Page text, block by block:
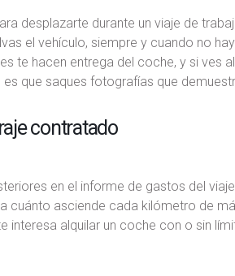
desplazarte durante un viaje de
el vehículo, siempre y cuando no
te hacen entrega del coche, y si ves
que saques fotografías que
contratado
en el informe de gastos del
cuánto asciende cada kilómetro de
interesa alquilar un coche con o sin